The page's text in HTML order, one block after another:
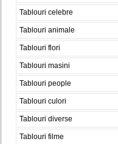
Tablouri celebre
Tablouri animale
Tablouri flori
Tablouri masini
Tablouri people
Tablouri culori
Tablouri diverse
Tablouri filme